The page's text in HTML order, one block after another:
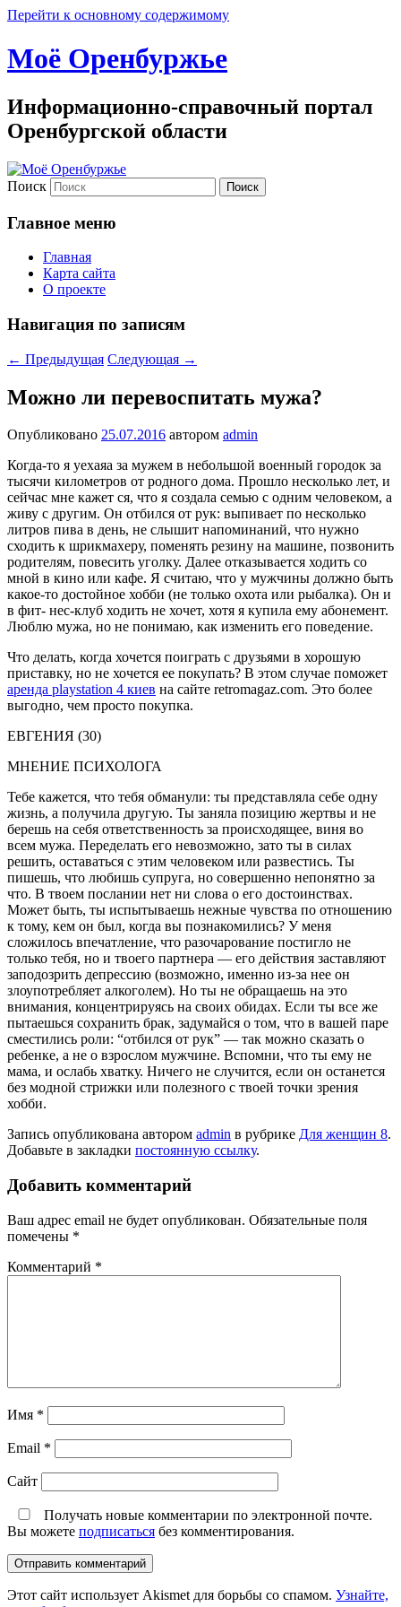
Перейти к основному содержимому
Моё Оренбуржье
Информационно-справочный портал
Оренбургской области
Поиск
Главное меню
Главная
Карта сайта
О проекте
Навигация по записям
← Предыдущая Следующая →
Можно ли перевоспитать мужа?
Опубликовано 25.07.2016 автором admin
Когда-то я уехаяа за мужем в небольшой военный городок за
тысячи километров от родного дома. Прошло несколько лет, и
сейчас мне кажет ся, что я создала семью с одним человеком, а
живу с другим. Он отбился от рук: выпивает по несколько
литров пива в день, не слышит напоминаний, что нужно
сходить к шрикмахеру, поменять резину на машине, позвонить
родителям, повесить уголку. Далее отказывается ходить со
мной в кино или кафе. Я считаю, что у мужчины должно быть
какое-то достойное хобби (не только охота или рыбалка). Он и
в фит- нес-клуб ходить не хочет, хотя я купила ему абонемент.
Люблю мужа, но не понимаю, как изменить его поведение.
Что делать, когда хочется поиграть с друзьями в хорошую
приставку, но не хочется ее покупать? В этом случае поможет
аренда playstation 4 киев на сайте retromagaz.com. Это более
выгодно, чем просто покупка.
ЕВГЕНИЯ (30)
МНЕНИЕ ПСИХОЛОГА
Тебе кажется, что тебя обманули: ты представляла себе одну
жизнь, а получила другую. Ты заняла позицию жертвы и не
берешь на себя ответственность за происходящее, виня во
всем мужа. Переделать его невозможно, зато ты в силах
решить, оставаться с этим человеком или развестись. Ты
пишешь, что любишь супруга, но совершенно непонятно за
что. В твоем послании нет ни слова о его достоинствах.
Может быть, ты испытываешь нежные чувства по отношению
к тому, кем он был, когда вы познакомились? У меня
сложилось впечатление, что разочарование постигло не
только тебя, но и твоего партнера — его действия заставляют
заподозрить депрессию (возможно, именно из-за нее он
злоупотребляет алкоголем). Но ты не обращаешь на это
внимания, концентрируясь на своих обидах. Если ты все же
пытаешься сохранить брак, задумайся о том, что в вашей паре
сместились роли: “отбился от рук” — так можно сказать о
ребенке, а не о взрослом мужчине. Вспомни, что ты ему не
мама, и ослабь хватку. Ничего не случится, если он останется
без модной стрижки или полезного с твоей точки зрения
хобби.
Запись опубликована автором admin в рубрике Для женщин 8.
Добавьте в закладки постоянную ссылку.
Добавить комментарий
Ваш адрес email не будет опубликован. Обязательные поля
помечены *
Комментарий *
Имя *
Email *
Сайт
Получать новые комментарии по электронной почте.
Вы можете подписаться без комментирования.
Этот сайт использует Akismet для борьбы со спамом. Узнайте,